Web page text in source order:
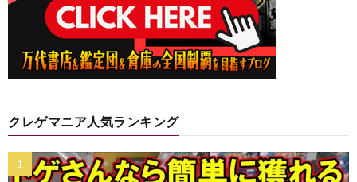
クレゲマニア人気ランキング